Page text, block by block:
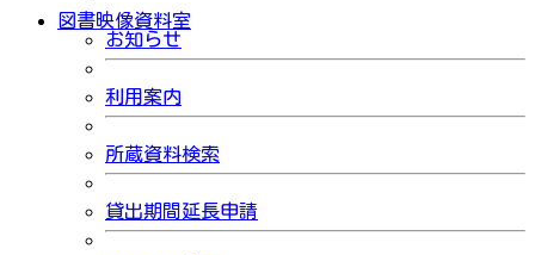
図書映像資料室
お知らせ
利用案内
所蔵資料検索
貸出期間延長申請